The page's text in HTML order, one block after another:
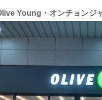
Young・オンチョンジ